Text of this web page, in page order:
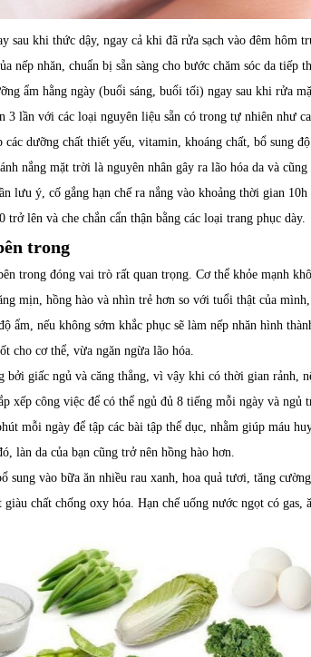
sau khi thức dậy, ngay cả khi đã rửa sạch vào đêm hôm
nếp nhăn, chuẩn bị sẵn sàng cho bước chăm sóc da tiếp
ẩm hằng ngày (buổi sáng, buổi tối) ngay sau khi rửa
3 lần với các loại nguyên liệu sẵn có trong tự nhiên như
các dưỡng chất thiết yếu, vitamin, khoáng chất, bổ sung
nắng mặt trời là nguyên nhân gây ra lão hóa da và
lưu ý, cố gắng hạn chế ra nắng vào khoảng thời gian
trở lên và che chắn cẩn thận bằng các loại trang phục dày.
trong
trong đóng vai trò rất quan trọng. Cơ thể khỏe mạnh
mịn, hồng hào và nhìn trẻ hơn so với tuổi thật của
ẩm, nếu không sớm khắc phục sẽ làm nếp nhăn hình
cho cơ thể, vừa ngăn ngừa lão hóa.
bởi giấc ngủ và căng thẳng, vì vậy khi có thời gian rảnh,
xếp công việc để có thể ngủ đủ 8 tiếng mỗi ngày và ngủ
mỗi ngày để tập các bài tập thể dục, nhằm giúp máu
làn da của bạn cũng trở nên hồng hào hơn.
sung vào bữa ăn nhiều rau xanh, hoa quả tươi, tăng
chất chống oxy hóa. Hạn chế uống nước ngọt có